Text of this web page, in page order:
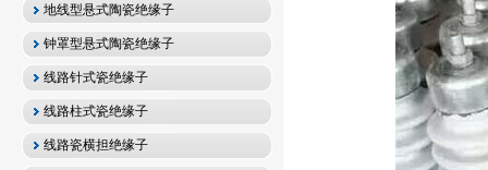
地线型悬式陶瓷绝缘子
钟罩型悬式陶瓷绝缘子
线路针式瓷绝缘子
线路柱式瓷绝缘子
线路瓷横担绝缘子